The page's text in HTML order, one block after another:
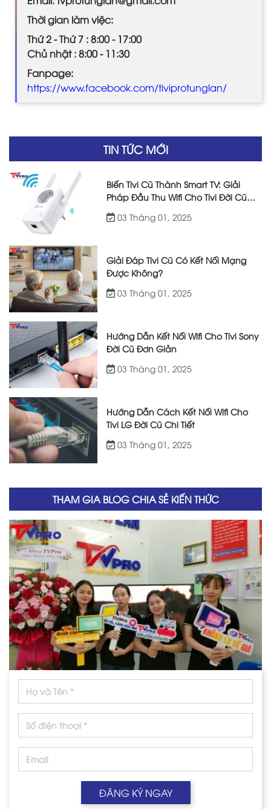
Thời gian làm việc:
Thứ 2 - Thứ 7 : 8:00 - 17:00
Chủ nhật : 8:00 - 11:30
Fanpage:
https://www.facebook.com/tiviprotunglan/
TIN TỨC MỚI
Biến Tivi Cũ Thành Smart TV: Giải
Pháp Đầu Thu Wifi Cho Tivi Đời Cũ
Hiệu Quả
03 Tháng 01, 2025
Giải Đáp Tivi Cũ Có Kết Nối Mạng
Được Không?
03 Tháng 01, 2025
Hướng Dẫn Kết Nối Wifi Cho Tivi Sony
Đời Cũ Đơn Giản
03 Tháng 01, 2025
Hướng Dẫn Cách Kết Nối Wifi Cho
Tivi LG Đời Cũ Chi Tiết
03 Tháng 01, 2025
THAM GIA BLOG CHIA SẺ KIẾN THỨC
ĐĂNG KÝ NGAY